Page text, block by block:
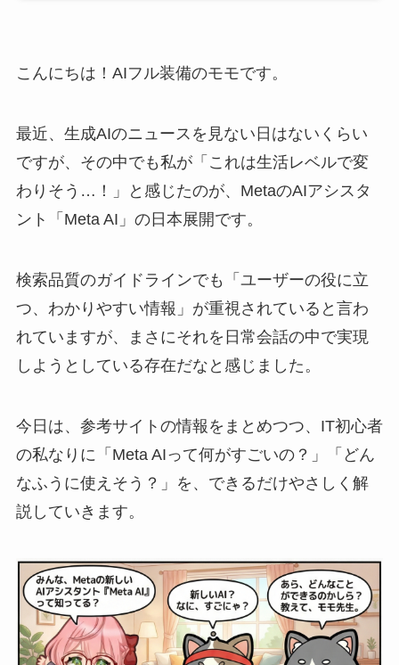
こんにちは！AIフル装備のモモです。
最近、生成AIのニュースを見ない日はないくらい
ですが、その中でも私が「これは生活レベルで変
わりそう…！」と感じたのが、MetaのAIアシスタ
ント「Meta AI」の日本展開です。
検索品質のガイドラインでも「ユーザーの役に立
つ、わかりやすい情報」が重視されていると言わ
れていますが、まさにそれを日常会話の中で実現
しようとしている存在だなと感じました。
今日は、参考サイトの情報をまとめつつ、IT初心者
の私なりに「Meta AIって何がすごいの？」「どん
なふうに使えそう？」を、できるだけやさしく解
説していきます。